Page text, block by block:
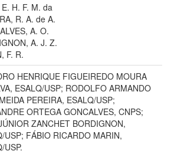
H. F. M. da
R. A. de A.
A. O.
A. J. Z.
F. R.
HENRIQUE FIGUEIREDO MOURA
ESALQ/USP; RODOLFO ARMANDO
PEREIRA, ESALQ/USP;
ORTEGA GONCALVES, CNPS;
ZANCHET BORDIGNON,
USP; FÁBIO RICARDO MARIN,
USP.